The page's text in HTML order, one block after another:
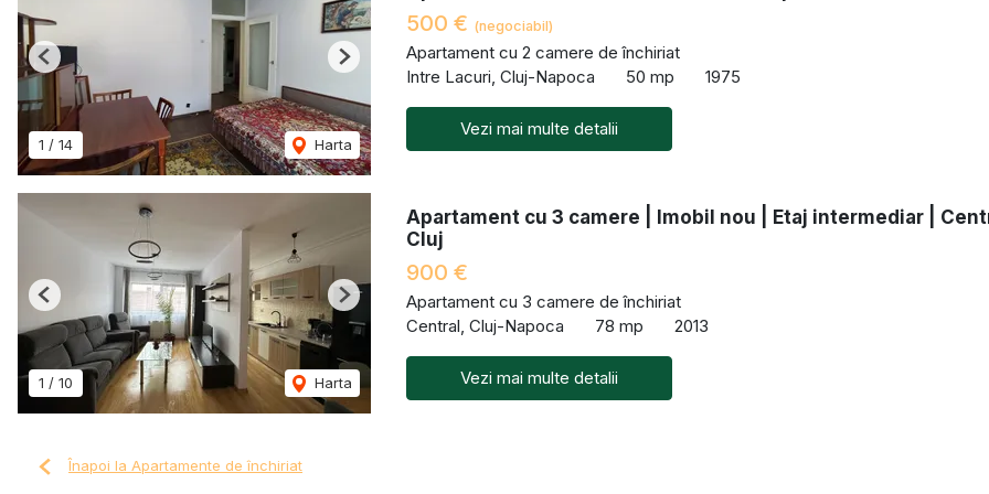
1 / 14 Harta
Previous Next
500 € (negociabil)
Apartament cu 2 camere de închiriat
Intre Lacuri, Cluj-Napoca
50 mp 1975
Vezi mai multe detalii
1 / 10 Harta
Previous Next
Apartament cu 3 camere | Imobil nou | Etaj intermediar |
Cluj
900 €
Apartament cu 3 camere de închiriat
Central, Cluj-Napoca
78 mp 2013
Vezi mai multe detalii
Înapoi la Apartamente de închiriat